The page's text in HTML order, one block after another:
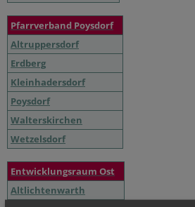
Pfarrverband Poysdorf
Altruppersdorf
Erdberg
Kleinhadersdorf
Poysdorf
Walterskirchen
Wetzelsdorf
Entwicklungsraum Ost
Altlichtenwarth